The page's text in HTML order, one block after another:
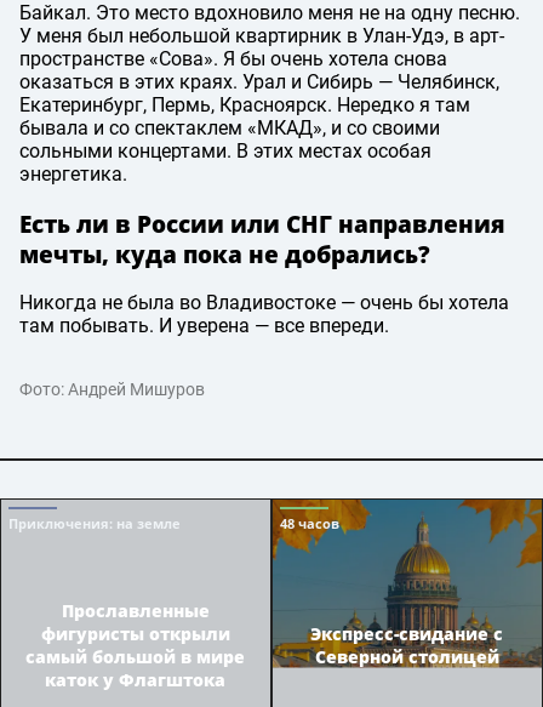
Байкал. Это место вдохновило меня не на одну песню.
У меня был небольшой квартирник в Улан-Удэ, в арт-
пространстве «Сова». Я бы очень хотела снова
оказаться в этих краях. Урал и Сибирь — Челябинск,
Екатеринбург, Пермь, Красноярск. Нередко я там
бывала и со спектаклем «МКАД», и со своими
сольными концертами. В этих местах особая
энергетика.
Есть ли в России или СНГ направления
мечты, куда пока не добрались?
Никогда не была во Владивостоке — очень бы хотела
там побывать. И уверена — все впереди.
Фото: Андрей Мишуров
Приключения: на земле
Прославленные
фигуристы открыли
самый большой в мире
каток у Флагштока
48 часов
Экспресс-свидание с
Северной столицей